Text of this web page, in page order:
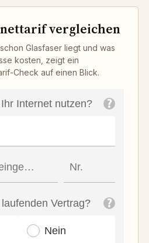
vergleichen
Glasfaser liegt und was
kosten, zeigt ein
Check auf einen Blick.